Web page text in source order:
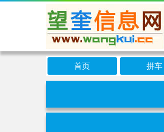
首页 拼车